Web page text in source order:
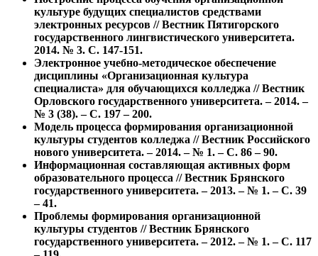
культуре будущих специалистов средствами
электронных ресурсов // Вестник Пятигорского
государственного лингвистического университета.
2014. № 3. С. 147-151.
Электронное учебно-методическое обеспечение
дисциплины «Организационная культура
специалиста» для обучающихся колледжа // Вестник
Орловского государственного университета. – 2014. –
№ 3 (38). – С. 197 – 200.
Модель процесса формирования организационной
культуры студентов колледжа // Вестник Российского
нового университета. – 2014. – № 1. – С. 86 – 90.
Информационная составляющая активных форм
образовательного процесса // Вестник Брянского
государственного университета. – 2013. – № 1. – С. 39
– 41.
Проблемы формирования организационной
культуры студентов // Вестник Брянского
государственного университета. – 2012. – № 1. – С. 117